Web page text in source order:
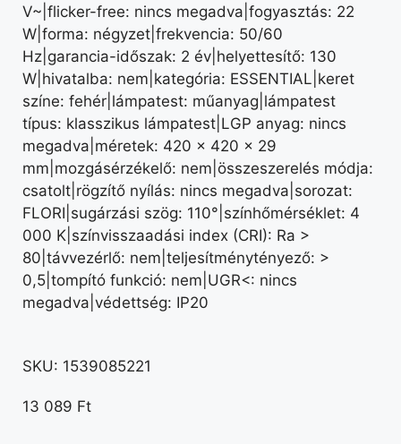
V~|flicker-free: nincs megadva|fogyasztás: 22
W|forma: négyzet|frekvencia: 50/60
Hz|garancia-időszak: 2 év|helyettesítő: 130
W|hivatalba: nem|kategória: ESSENTIAL|keret
színe: fehér|lámpatest: műanyag|lámpatest
típus: klasszikus lámpatest|LGP anyag: nincs
megadva|méretek: 420 × 420 × 29
mm|mozgásérzékelő: nem|összeszerelés módja:
csatolt|rögzítő nyílás: nincs megadva|sorozat:
FLORI|sugárzási szög: 110°|színhőmérséklet: 4
000 K|színvisszaadási index (CRI): Ra >
80|távvezérlő: nem|teljesítménytényező: >
0,5|tompító funkció: nem|UGR<: nincs
megadva|védettség: IP20
SKU: 1539085221
13 089 Ft